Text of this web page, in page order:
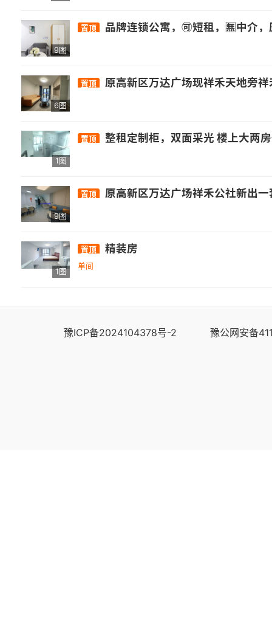
9图
置顶 品牌连锁公寓，🉑短租，🈚️中介，压一付一，整租 免费自习室、
6图
置顶 原高新区万达广场现祥禾天地旁祥禾公社新出一套精装特价一房一厅单身公寓，厨卧分离，厅卧分离，装修非常好，主要价格便宜，底价1000出包物业和宽带，看房加我微信13950224772
1图
置顶 整租定制柜，双面采光 楼上大两
9图
置顶 原高新区万达广场祥禾公社新出一套装修非常好的独门独户整套复式两房，房东放价特价 2100 出，包物和宽带，家具电器配的都很好，带后阳台晾衣服非常方便，看房加我13950224772，附近的信通中心、厚庭地铁，万福，星网锐捷，山亚，邦邦财富中心，宏盛，永福，华建
1图
置顶 精装房
单间
豫ICP备2024104378号-2 豫公网安备